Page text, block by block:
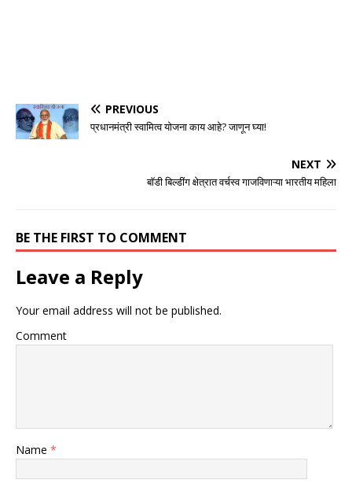
PREVIOUS
प्रधानमंत्री स्वामित्व योजना काय आहे? जाणून घ्या!
NEXT
बॉडी बिल्डींग क्षेत्रात वर्चस्व गाजविणाऱ्या भारतीय महिला
BE THE FIRST TO COMMENT
Leave a Reply
Your email address will not be published.
Comment
Name *